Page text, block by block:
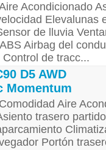
Acondicionado
Elevalunas
de lluvia
Airbag del
de tracc...
D5 AWD
Momentum
Comodidad Aire
trasero
Portón